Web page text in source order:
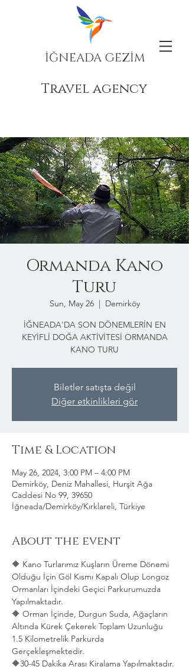
İĞNEADA GEZİM
Travel agency
Ormanda Kano
Turu
Sun, May 26
  |
Demirköy
İĞNEADA'DA SON DÖNEMLERİN EN
KEYİFLİ DOĞA AKTİVİTESİ ORMANDA
KANO TURU
Biletler satışta değil
Diğer etkinlikleri gör
Time & Location
May 26, 2024, 3:00 PM – 4:00 PM
Demirköy, Deniz Mahallesi, Hurşit Ağa
Caddesi No 99, 39650
İğneada/Demirköy/Kırklareli, Türkiye
About the event
🔶 Kano Turlarımız Kuşların Üreme Dönemi
Olduğu İçin Göl Kısmı Kapalı Olup Longoz
Ormanları İçindeki Geçici Parkurumuzda
Yapılmaktadır.
🔶 Orman İçinde, Durgun Suda, Ağaçların
Altında Kürek Çekerek Toplam Uzunluğu
1.5 Kilometrelik Parkurda
Gerçekleşmektedir.
🔶30-45 Dakika Arası Kiralama Yapılmaktadır.